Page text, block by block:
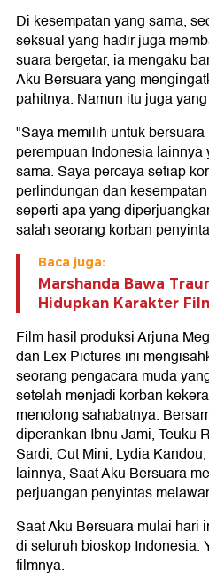
Di kesempatan yang sama,
seksual yang hadir juga
suara bergetar, ia mengaku
Aku Bersuara yang
pahitnya. Namun itu juga
"Saya memilih untuk
perempuan Indonesia
sama. Saya percaya setiap
perlindungan dan
seperti apa yang
salah seorang korban
Baca juga:
Marshanda Bawa
Hidupkan Karakter
Film hasil produksi Arjuna
dan Lex Pictures ini
seorang pengacara muda
setelah menjadi korban
menolong sahabatnya.
diperankan Ibnu Jami, Teuku
Sardi, Cut Mini, Lydia
lainnya, Saat Aku Bersuara
perjuangan penyintas
Saat Aku Bersuara mulai hari
di seluruh bioskop Indonesia.
filmnya.